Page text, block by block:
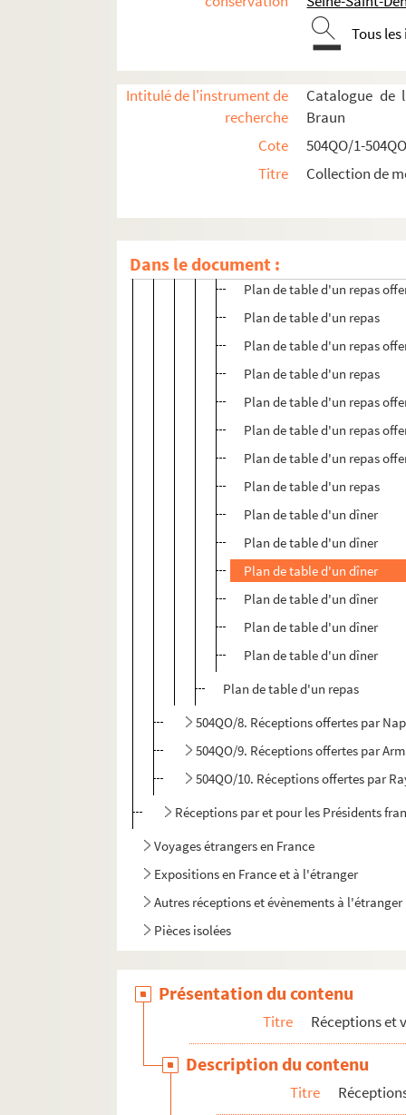
Tous
Intitulé de l'instrument de
recherche
Catalogue de
Braun
Cote
504QO/1-
Titre
Collection de
Dans le document :
Raymond Poincaré
Plan de table du dîner offert
Plan de table du dîner offert
Plan de table du dîner offert
Plan de table du dîner offert
Plan de table du repas offert
Plan de table d'un repas
Plan de table d'un repas
Plan de table d'un repas
Plan de table d'un repas
Plan de table d'un repas
Plan de table d'un repas
Plan de table d'un repas
Plan de table d'un repas
Plan de table d'un dîner
Plan de table d'un dîner
Plan de table d'un dîner
Plan de table d'un dîner
Plan de table d'un dîner
Plan de table d'un dîner
Plan de table d'un repas
504QO/8. Réceptions offertes par
504QO/9. Réceptions offertes par
504QO/10. Réceptions offertes par
Réceptions par et pour les Présidents
Voyages étrangers en France
Expositions en France et à l'étranger
Autres réceptions et évènements à l'étranger
Pièces isolées
Présentation du contenu
Titre Réceptions et
Description du contenu
Titre